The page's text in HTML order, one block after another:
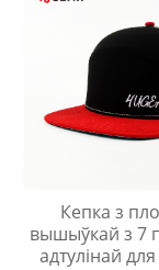
Кепка з
вышыўкай з 7
адтулінай